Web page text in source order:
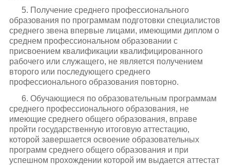
5. Получение среднего профессионального
образования по программам подготовки специалистов
среднего звена впервые лицами, имеющими диплом о
среднем профессиональном образовании с
присвоением квалификации квалифицированного
рабочего или служащего, не является получением
второго или последующего среднего
профессионального образования повторно.
6. Обучающиеся по образовательным программам
среднего профессионального образования, не
имеющие среднего общего образования, вправе
пройти государственную итоговую аттестацию,
которой завершается освоение образовательных
программ среднего общего образования и при
успешном прохождении которой им выдается аттестат